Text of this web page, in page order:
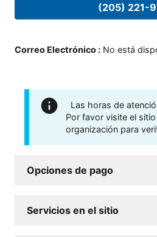
(205) 221-
Correo Electrónico : No está
Las horas de
Por favor visite el
organización para
Opciones de pago
Servicios en el sitio